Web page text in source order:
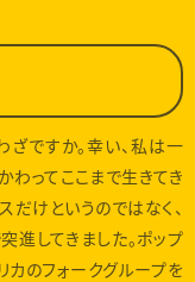
ざですか。幸い、私は一
ってここまで生きてき
だけというのではなく、
進してきました。ポップ
カのフォークグループを